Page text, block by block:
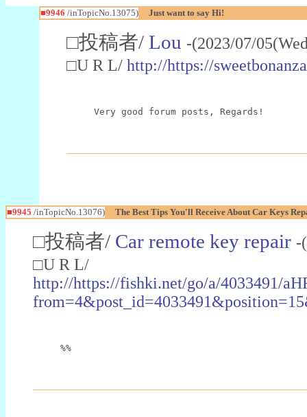
■9946 /inTopicNo.13075) Just want to say Hi!
□投稿者/ Lou -(2023/07/
□U R L/ http://https://
Very good forum posts, Regards!
■9945 /inTopicNo.13076) The Best Tips You'll Receive About Car Keys
□投稿者/ Car remote key repair -
□U R L/
http://https://fishki.net/go/a/4033491/
%%